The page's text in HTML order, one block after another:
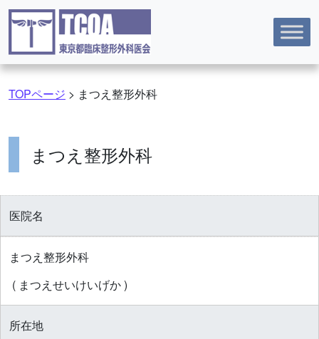
コンテンツへスキップ
TOPページ > まつえ整形外科
まつえ整形外科
医院名
まつえ整形外科
( まつえせいけいげか )
所在地